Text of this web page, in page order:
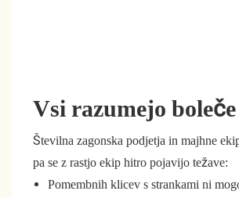
Vsi razumejo
Številna zagonska podjetja in majhne
pa se z rastjo ekip hitro pojavijo težave:
Pomembnih klicev s strankami ni